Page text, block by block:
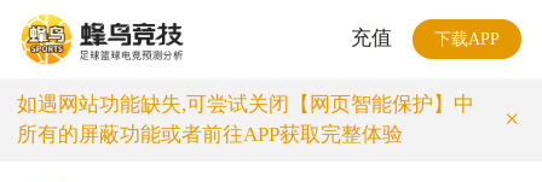
充值 下载APP
如遇网站功能缺失,可尝试关闭【网页智能保护】中
所有的屏蔽功能或者前往APP获取完整体验
×